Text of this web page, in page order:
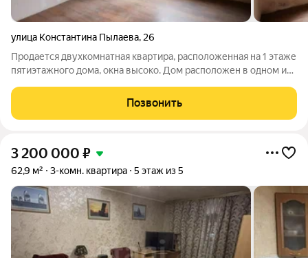
улица Константина Пылаева, 26
Продается двухкомнатная квартира, расположенная на 1 этаже
пятиэтажного дома, окна высоко. Дом расположен в одном из
раздельные, в квартире уже установлены новые радиаторы,
пластиковые окна и надёжная
Позвонить
3 200 000 ₽
62,9 м² 3-комн. квартира 5 этаж из 5